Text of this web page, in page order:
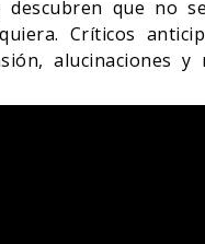
descubren que no
Críticos
alucinaciones y